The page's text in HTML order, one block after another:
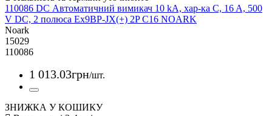
110086 DC Автоматичний вимикач 10 kA, хар-ка C, 16 A, 500
V DC, 2 полюса Ex9BP-JX(+) 2P C16 NOARK
Noark
15029
110086
1 013.03грн/шт.
ЗНИЖКА У КОШИКУ